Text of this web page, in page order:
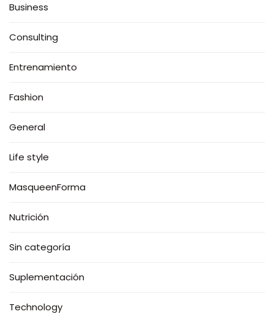
Business
Consulting
Entrenamiento
Fashion
General
Life style
MasqueenForma
Nutrición
Sin categoría
Suplementación
Technology